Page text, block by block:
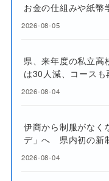
お金の仕組みや紙幣
2026-08-05
県、来年度の私立
は30人減、コースも
2026-08-04
伊商から制服がな
デ」へ 県内初の新
2026-08-04